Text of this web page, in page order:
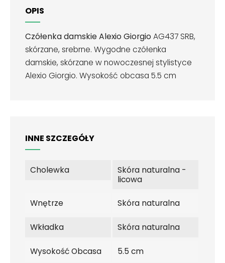
OPIS
Czółenka damskie Alexio Giorgio AG437 SRB,
skórzane, srebrne. Wygodne czółenka
damskie, skórzane w nowoczesnej stylistyce
Alexio Giorgio. Wysokość obcasa 5.5 cm
INNE SZCZEGÓŁY
Cholewka
Skóra naturalna -
licowa
Wnętrze Skóra naturalna
Wkładka Skóra naturalna
Wysokość Obcasa 5.5 cm